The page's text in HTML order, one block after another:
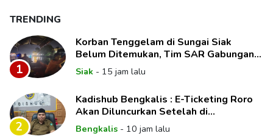
TRENDING
1
Korban Tenggelam di Sungai Siak
Belum Ditemukan, Tim SAR Gabungan
Lanjutkan Pencarian
Siak - 15 jam lalu
2
Kadishub Bengkalis : E-Ticketing Roro
Akan Diluncurkan Setelah di
Paripurnakan DPRD
Bengkalis - 10 jam lalu